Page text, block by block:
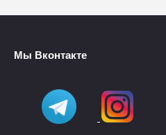
Мы Вконтакте